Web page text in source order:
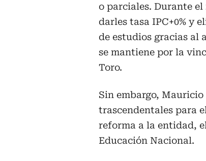
o parciales. Durante el
darles tasa IPC+0% y
de estudios gracias al
se mantiene por la
Toro.
Sin embargo,
trascendentales para
reforma a la entidad,
Educación Nacional.